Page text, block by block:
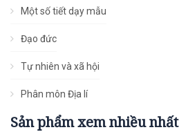
Một số tiết dạy mẫu
Đạo đức
Tự nhiên và xã hội
Phân môn Địa lí
Sản phẩm xem nhiều nhất